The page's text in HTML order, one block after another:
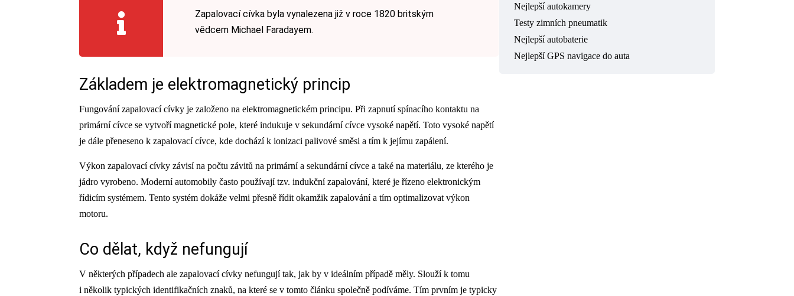
Zapalovací cívka byla vynalezena již v roce 1820 britským
vědcem Michael Faradayem.
Základem je elektromagnetický princip
Fungování zapalovací cívky je založeno na elektromagnetickém principu. Při zapnutí spínacího kontaktu na
primární cívce se vytvoří magnetické pole, které indukuje v sekundární cívce vysoké napětí. Toto vysoké napětí
je dále přeneseno k zapalovací cívce, kde dochází k ionizaci palivové směsi a tím k jejímu zapálení.
Výkon zapalovací cívky závisí na počtu závitů na primární a sekundární cívce a také na materiálu, ze kterého je
jádro vyrobeno. Moderní automobily často používají tzv. indukční zapalování, které je řízeno elektronickým
řídicím systémem. Tento systém dokáže velmi přesně řídit okamžik zapalování a tím optimalizovat výkon
motoru.
Co dělat, když nefungují
V některých případech ale zapalovací cívky nefungují tak, jak by v ideálním případě měly. Slouží k tomu
i několik typických identifikačních znaků, na které se v tomto článku společně podíváme. Tím prvním je typicky
Nejlepší autokamery
Testy zimních pneumatik
Nejlepší autobaterie
Nejlepší GPS navigace do auta